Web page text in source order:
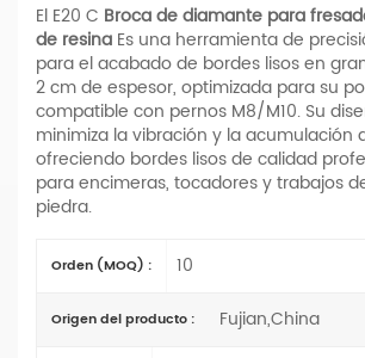
El E20 C Broca de diamante para
de resina Es una herramienta de
para el acabado de bordes lisos en
2 cm de espesor, optimizada para su
compatible con pernos M8/M10. Su
minimiza la vibración y la acumulación
ofreciendo bordes lisos de calidad
para encimeras, tocadores y trabajos
piedra.
Orden (MOQ) : 10
Origen del producto : Fujian,China